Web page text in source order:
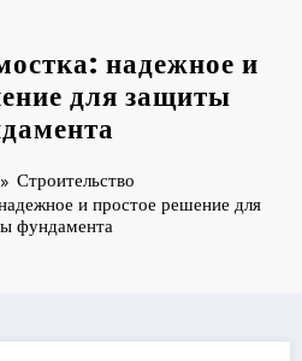
надежное и
для защиты
Строительство
и простое решение для
фундамента